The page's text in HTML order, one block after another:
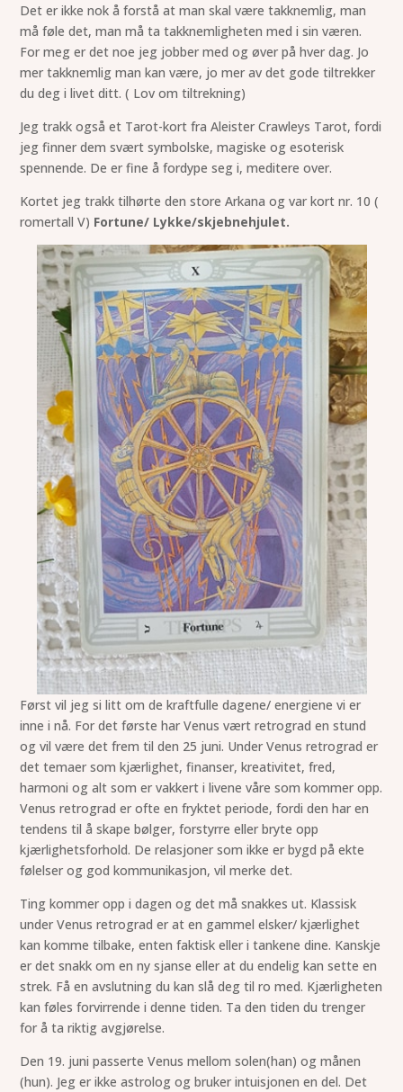
Det er ikke nok å forstå at man skal være takknemlig, man
må føle det, man må ta takknemligheten med i sin væren.
For meg er det noe jeg jobber med og øver på hver dag. Jo
mer takknemlig man kan være, jo mer av det gode tiltrekker
du deg i livet ditt. ( Lov om tiltrekning)
Jeg trakk også et Tarot-kort fra Aleister Crawleys Tarot, fordi
jeg finner dem svært symbolske, magiske og esoterisk
spennende. De er fine å fordype seg i, meditere over.
Kortet jeg trakk tilhørte den store Arkana og var kort nr. 10 (
romertall V) Fortune/ Lykke/skjebnehjulet.
Først vil jeg si litt om de kraftfulle dagene/ energiene vi er
inne i nå. For det første har Venus vært retrograd en stund
og vil være det frem til den 25 juni. Under Venus retrograd er
det temaer som kjærlighet, finanser, kreativitet, fred,
harmoni og alt som er vakkert i livene våre som kommer opp.
Venus retrograd er ofte en fryktet periode, fordi den har en
tendens til å skape bølger, forstyrre eller bryte opp
kjærlighetsforhold. De relasjoner som ikke er bygd på ekte
følelser og god kommunikasjon, vil merke det.
Ting kommer opp i dagen og det må snakkes ut. Klassisk
under Venus retrograd er at en gammel elsker/ kjærlighet
kan komme tilbake, enten faktisk eller i tankene dine. Kanskje
er det snakk om en ny sjanse eller at du endelig kan sette en
strek. Få en avslutning du kan slå deg til ro med. Kjærligheten
kan føles forvirrende i denne tiden. Ta den tiden du trenger
for å ta riktig avgjørelse.
Den 19. juni passerte Venus mellom solen(han) og månen
(hun). Jeg er ikke astrolog og bruker intuisjonen en del. Det